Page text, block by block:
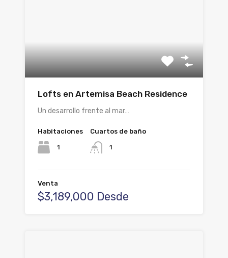
Lofts en Artemisa Beach Residence
Un desarrollo frente al mar…
Habitaciones
1
Cuartos de baño
1
Venta
$3,189,000 Desde